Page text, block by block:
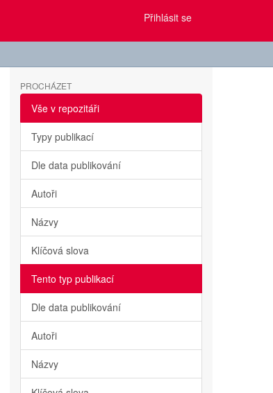
Přihlásit se
PROCHÁZET
Vše v repozitáři
Typy publikací
Dle data publikování
Autoři
Názvy
Klíčová slova
Tento typ publikací
Dle data publikování
Autoři
Názvy